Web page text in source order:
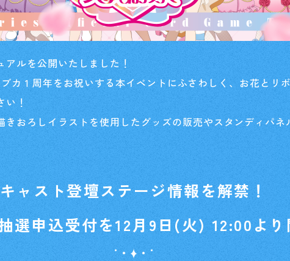
アルを公開いたしました！
カ 1 周年をお祝いする本イベントにふさわしく、お花とリ
！
きおろしイラストを使用したグッズの販売やスタンディパ
キャスト登壇ステージ情報を解禁！
選申込受付を12月9日(火) 12:00よ